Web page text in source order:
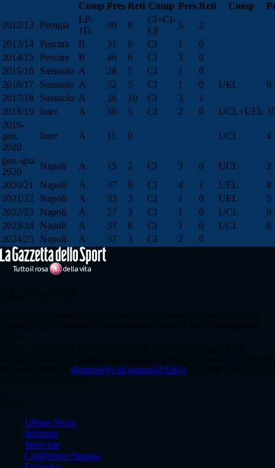
Comp Pres Reti Comp Pres Reti Comp
2012/13 Perugia
LP-
1D
30 8
CI+CI-
LP
5
2
2013/14 Pescara B 31 6 CI 1
0
2014/15 Pescara B 46 6 CI 3
0
2015/16
Sassuolo A 28 5 CI 1
0
2016/17
Sassuolo A 32 5 CI 1 0 UEL
9
2017/18
Sassuolo A 36 10 CI 3
1
2018/19
Inter A 36 5 CI 2 0 UCL+UEL
2019-
gen.
2020
Inter A 11 0 UCL 4
gen.-giu.
2020
Napoli A 15 2 CI 3 0 UCL
2
2020/21
Napoli A 37 9 CI 4 1 UEL
8
2021/22
Napoli A 33 3 CI 1 0 UEL
5
2022/23 Napoli A 27 3 CI 1 0 UCL
9
2023/24 Napoli A 37 8 CI 1 0 UCL
8
2024/25 Napoli A 37 3 CI 2 0
direttore@calcionapoli1926.it
Ultime News
Infortuni
Interviste
Conferenze Stampa